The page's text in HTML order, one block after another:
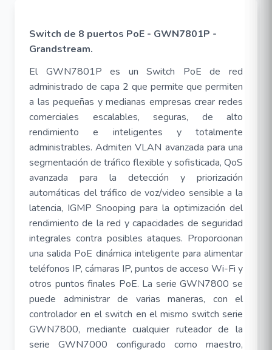
Switch de 8 puertos PoE - GWN7801P -
Grandstream.
El GWN7801P es un Switch PoE de red
administrado de capa 2 que permite que permiten
a las pequeñas y medianas empresas crear redes
comerciales escalables, seguras, de alto
rendimiento e inteligentes y totalmente
administrables. Admiten VLAN avanzada para una
segmentación de tráfico flexible y sofisticada, QoS
avanzada para la detección y priorización
automáticas del tráfico de voz/video sensible a la
latencia, IGMP Snooping para la optimización del
rendimiento de la red y capacidades de seguridad
integrales contra posibles ataques. Proporcionan
una salida PoE dinámica inteligente para alimentar
teléfonos IP, cámaras IP, puntos de acceso Wi-Fi y
otros puntos finales PoE. La serie GWN7800 se
puede administrar de varias maneras, con el
controlador en el switch en el mismo switch serie
GWN7800, mediante cualquier ruteador de la
serie GWN7000 configurado como maestro,